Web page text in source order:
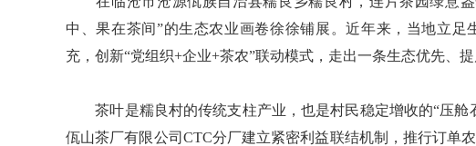
中、果在茶间”的生态农业画卷徐徐铺展。近年来，当地立
充，创新“党组织+企业+茶农”联动模式，走出一条生态优先、
茶叶是糯良村的传统支柱产业，也是村民稳定增收的“压舱
佤山茶厂有限公司CTC分厂建立紧密利益联结机制，推行订单